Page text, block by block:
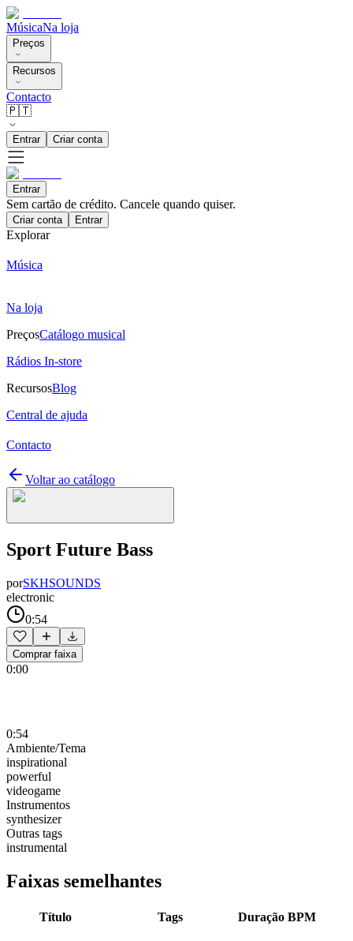
MúsicaNa loja
Preços
Recursos
Contacto
🇵🇹
Entrar Criar conta
Entrar
Sem cartão de crédito. Cancele quando quiser.
Criar conta Entrar
Explorar
Música
Na loja
PreçosCatálogo musical
Rádios In-store
RecursosBlog
Central de ajuda
Contacto
Voltar ao catálogo
Sport Future Bass
porSKHSOUNDS
electronic
0:54
Comprar faixa
0:00
0:54
Ambiente/Tema
inspirational
powerful
videogame
Instrumentos
synthesizer
Outras tags
instrumental
Faixas semelhantes
Título Tags Duração BPM